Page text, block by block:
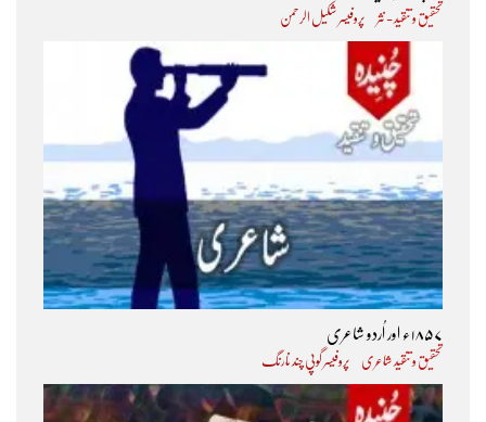
تحقیق و تنقید - نثر پروفیسر شکیل الرحمن
۱۸۵۷ء اور اُردو شاعری
تحقیق و تنقید شاعری پروفیسر گوپی چند نارنگ